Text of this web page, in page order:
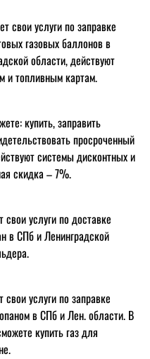
свои услуги по заправке
газовых баллонов в
области, действуют
и топливным картам.
купить, заправить
просроченный
системы дисконтных и
скидка – 7%.
услуги по доставке
в СПб и Ленинградской
услуги по заправке
в СПб и Лен. области. В
купить газ для